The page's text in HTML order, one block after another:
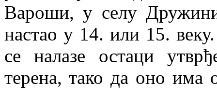
Вароши, у селу
настао у 14. или 15.
се налазе остаци
терена, тако да оно има